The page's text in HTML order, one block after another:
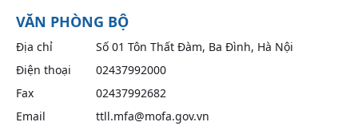
VĂN PHÒNG BỘ
Địa chỉ
Số 01 Tôn Thất Đàm, Ba Đình, Hà Nội
Điện thoại
02437992000
Fax
02437992682
Email
ttll.mfa@mofa.gov.vn